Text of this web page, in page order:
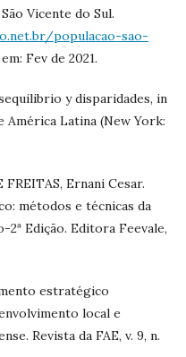
Vicente do Sul.
populacao-sao-
Fev de 2021.
y disparidades, in
América Latina (New York:
Ernani Cesar.
métodos e técnicas da
Edição. Editora Feevale,
estratégico
local e
Revista da FAE, v. 9, n.